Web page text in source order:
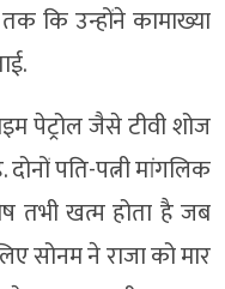
कि उन्होंने कामाख्या
पेट्रोल जैसे टीवी शोज
पति-पत्नी मांगलिक
तभी खत्म होता है जब
सोनम ने राजा को मार